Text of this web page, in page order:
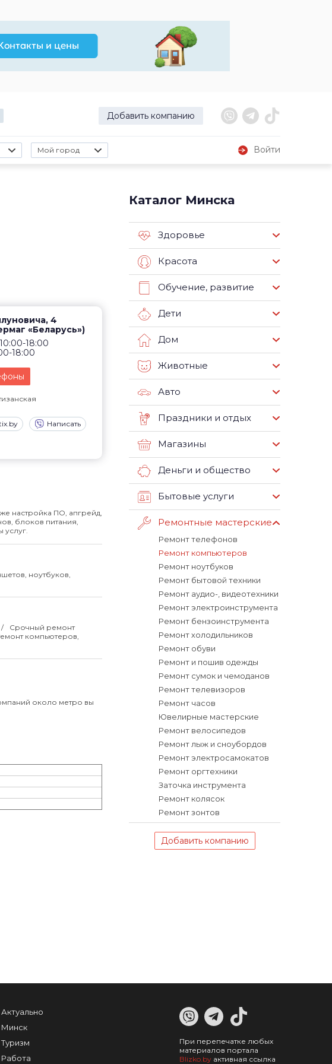
Добавить компанию
Мой город
Войти
4
«Беларусь»)
18:00
18:00
Написать
настройка ПО, апгрейд,
блоков питания,
услуг.
ноутбуков,
Срочный ремонт
компьютеров,
около метро вы
Каталог Минска
Здоровье
Красота
Обучение, развитие
Дети
Дом
Животные
Авто
Праздники и отдых
Магазины
Деньги и общество
Бытовые услуги
Ремонтные мастерские
Ремонт телефонов
Ремонт компьютеров
Ремонт ноутбуков
Ремонт бытовой техники
Ремонт аудио-, видеотехники
Ремонт электроинструмента
Ремонт бензоинструмента
Ремонт холодильников
Ремонт обуви
Ремонт и пошив одежды
Ремонт сумок и чемоданов
Ремонт телевизоров
Ремонт часов
Ювелирные мастерские
Ремонт велосипедов
Ремонт лыж и сноубордов
Ремонт электросамокатов
Ремонт оргтехники
Заточка инструмента
Ремонт колясок
Ремонт зонтов
Добавить компанию
Актуально
Минск
Туризм
Работа
При перепечатке любых
материалов портала
Blizko.by активная ссылка